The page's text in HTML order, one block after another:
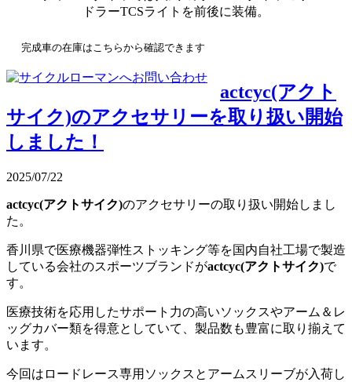
ドラーTCSライトを前後に装備。
完成車の在庫はこちらから確認できます
actcyc(アクト
サイク)のアクセサリーを取り扱い開始
しました！
2025/07/22
actcyc(アクトサイク)のアクセサリーの取り扱い開始しまし
た。
香川県で医療機器弾性ストッキング等を国内自社工場で製造
している会社のスポーツブランドがactcyc(アクトサイク)で
す。
医療技術を応用したサポート力の高いソックスやアーム＆レ
ッグカバー類を得意としていて、製品数も豊富に取り揃えて
います。
今回はロードレース専用ソックスとアームスリーブが入荷し